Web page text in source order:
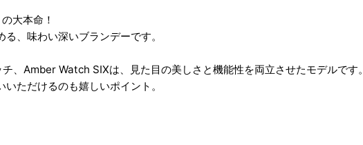
大本命！
、味わい深いブランデーです。
、Amber Watch SIXは、見た目の美しさと機能性を両立させたモデルです。
ただけるのも嬉しいポイント。